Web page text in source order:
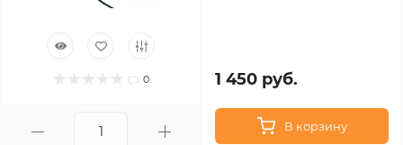
0 1 450 руб.
В корзину